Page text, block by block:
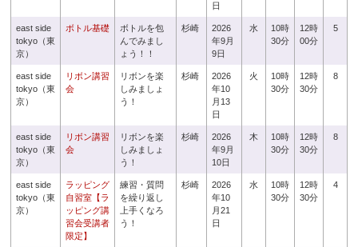
日
east side
tokyo（東
京）
ボトル基礎
ボトルを包
んでみまし
ょう！！
杉崎
2026
年9月
9日
水
10時
30分
12時
00分
5
east side
tokyo（東
京）
リボン講習
会
リボンを楽
しみましょ
う！
杉崎
2026
年10
月13
日
火
10時
30分
12時
30分
8
east side
tokyo（東
京）
リボン講習
会
リボンを楽
しみましょ
う！
杉崎
2026
年9月
10日
木
10時
30分
12時
30分
8
east side
tokyo（東
京）
ラッピング
自習室【ラ
ッピング講
習会受講者
限定】
練習・質問
を繰り返し
上手くなろ
う！
杉崎
2026
年10
月21
日
水
10時
30分
12時
30分
4